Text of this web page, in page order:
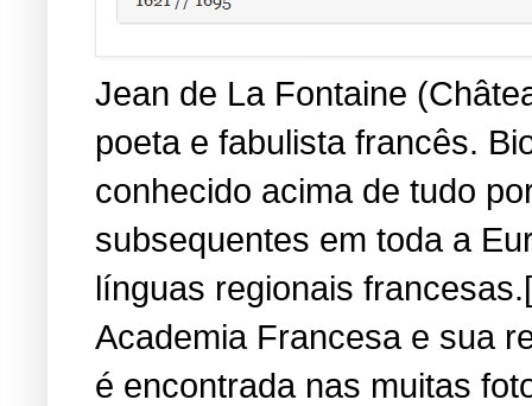
Jean de La Fontaine
poeta e fabulista francês.
conhecido acima de tudo
subsequentes em toda a
línguas regionais
Academia Francesa e sua
é encontrada nas muitas